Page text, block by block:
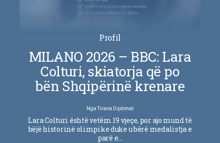
Profil
MILANO 2026 – BBC: Lara
Colturi, skiatorja që po
bën Shqipërinë krenare
NgaTirana Diplomat
Lara Colturi është vetëm 19 vjeçe, por ajo mund të
bëjë historinë olimpike duke u bërë medalistja e
parë e…